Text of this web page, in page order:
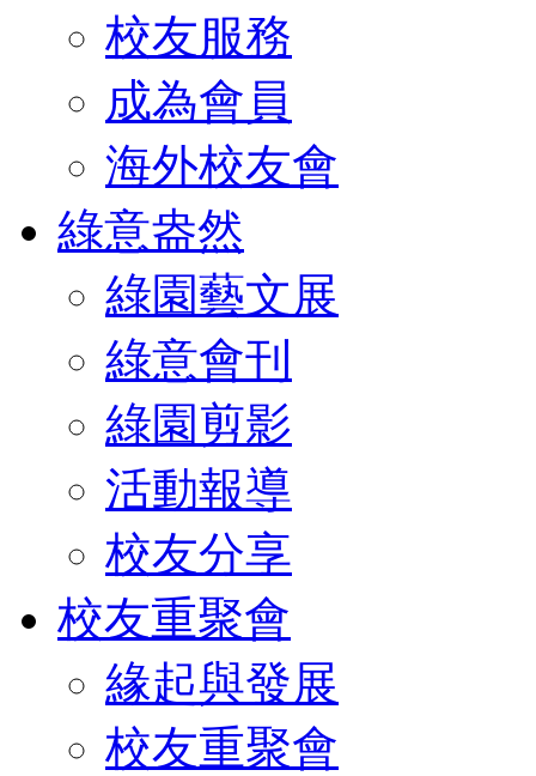
校友服務
成為會員
海外校友會
綠意盎然
綠園藝文展
綠意會刊
綠園剪影
活動報導
校友分享
校友重聚會
緣起與發展
校友重聚會